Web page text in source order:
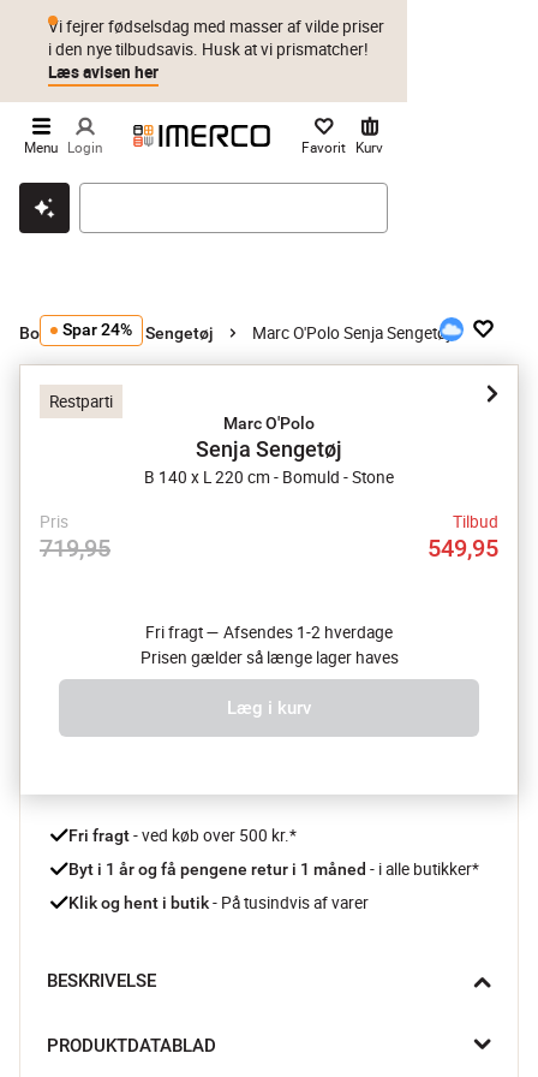
Klik & hent Byt i 1 år Prismatch
Vi fejrer fødselsdag med masser af vilde priser
i den nye tilbudsavis. Husk at vi prismatcher!
Læs avisen her
Menu Login Favorit Kurv
Boligtekstil Sengetøj Marc O'Polo Senja Sengetøj
Restparti
Spar 24%
Marc O'Polo
Senja Sengetøj
B 140 x L 220 cm - Bomuld - Stone
Pris
719,95
Tilbud
549,95
Fri fragt — Afsendes 1-2 hverdage
Prisen gælder så længe lager haves
Læg i kurv
Fri fragt - ved køb over 500 kr.*
Byt i 1 år og få pengene retur i 1 måned - i alle butikker*
Klik og hent i butik - På tusindvis af varer
BESKRIVELSE
dette fra Marc O'Polo, så du hver dag vil glæde dig til en god
PRODUKTDATABLAD